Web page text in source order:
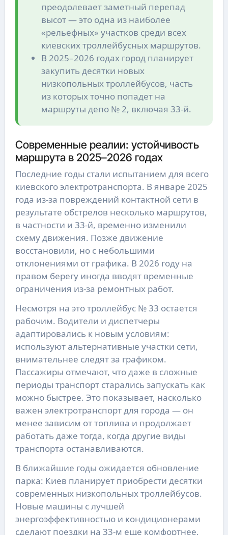
преодолевает заметный перепад
высот — это одна из наиболее
«рельефных» участков среди всех
киевских троллейбусных маршрутов.
В 2025–2026 годах город планирует
закупить десятки новых
низкопольных троллейбусов, часть
из которых точно попадет на
маршруты депо № 2, включая 33-й.
Современные реалии: устойчивость
маршрута в 2025–2026 годах
Последние годы стали испытанием для всего
киевского электротранспорта. В январе 2025
года из-за повреждений контактной сети в
результате обстрелов несколько маршрутов,
в частности и 33-й, временно изменили
схему движения. Позже движение
восстановили, но с небольшими
отклонениями от графика. В 2026 году на
правом берегу иногда вводят временные
ограничения из-за ремонтных работ.
Несмотря на это троллейбус № 33 остается
рабочим. Водители и диспетчеры
адаптировались к новым условиям:
используют альтернативные участки сети,
внимательнее следят за графиком.
Пассажиры отмечают, что даже в сложные
периоды транспорт старались запускать как
можно быстрее. Это показывает, насколько
важен электротранспорт для города — он
менее зависим от топлива и продолжает
работать даже тогда, когда другие виды
транспорта останавливаются.
В ближайшие годы ожидается обновление
парка: Киев планирует приобрести десятки
современных низкопольных троллейбусов.
Новые машины с лучшей
энергоэффективностью и кондиционерами
сделают поездки на 33-м еще комфортнее,